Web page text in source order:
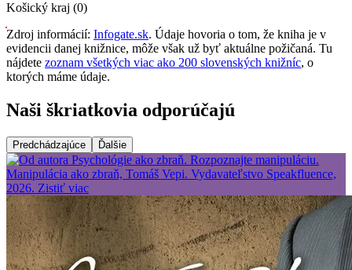
Košický kraj (0)
Zdroj informácií: Infogate.sk. Údaje hovoria o tom, že kniha je v
evidencii danej knižnice, môže však už byť aktuálne požičaná. Tu
nájdete zoznam všetkých viac ako 200 slovenských knižníc, o
ktorých máme údaje.
Naši škriatkovia odporúčajú
Predchádzajúce Ďalšie